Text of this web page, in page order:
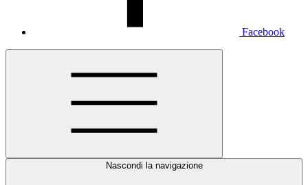
Facebook
Nascondi la navigazione